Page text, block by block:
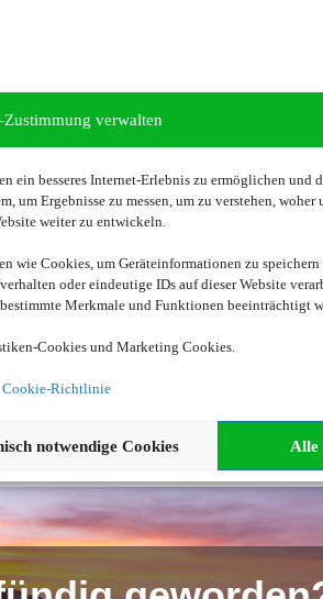
verwalten
besseres Internet-Erlebnis zu ermöglichen und
um Ergebnisse zu messen, um zu verstehen, woher
weiter zu entwickeln.
wie Cookies, um Geräteinformationen zu
oder eindeutige IDs auf dieser Website
Merkmale und Funktionen beeinträchtigt
Cookies und Marketing Cookies.
Cookie-Richtlinie
Alle
notwendige Cookies
Ihre Einwilligung
Cookies. Es werden ggf.